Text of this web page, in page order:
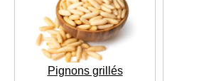
Pignons grillés